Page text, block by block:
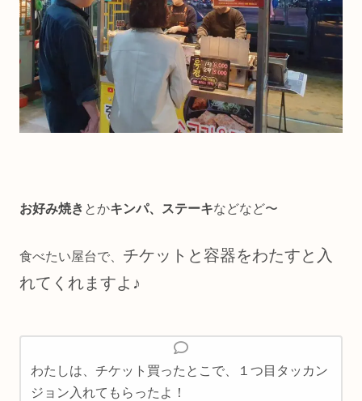
お好み焼き とかキンパ、ステーキなどなど〜
食べたい屋台で、 チケットと容器をわたすと入
れてくれますよ♪
わたしは、チケット買ったとこで、１つ目タッカン
ジョン入れてもらったよ！